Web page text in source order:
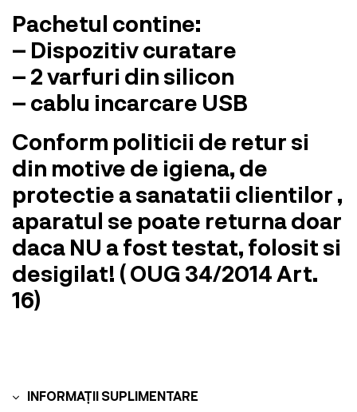
Pachetul contine:
– Dispozitiv curatare
– 2 varfuri din silicon
– cablu incarcare USB
Conform politicii de retur si
din motive de igiena, de
protectie a sanatatii clientilor ,
aparatul se poate returna doar
daca NU a fost testat, folosit si
desigilat! ( OUG 34/2014 Art.
16)
INFORMAȚII SUPLIMENTARE